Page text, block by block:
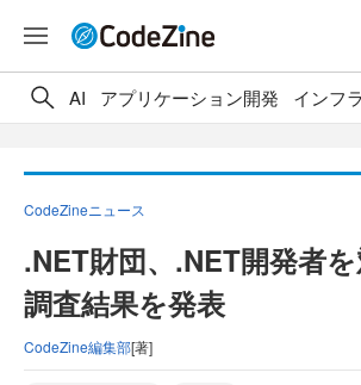
AI アプリケーション開発 インフラ
CodeZineニュース
.NET財団、.NET開発者
調査結果を発表
CodeZine編集部[著]